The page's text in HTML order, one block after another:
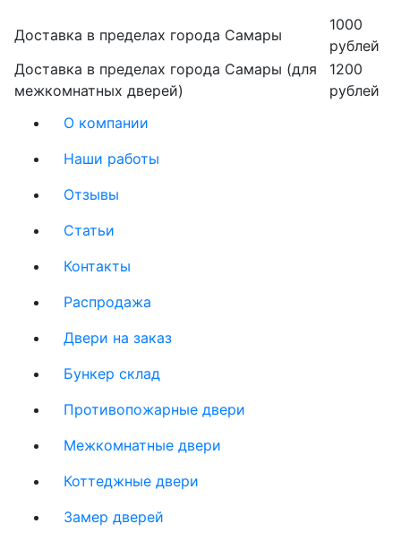
Доставка в пределах города Самары
1000
рублей
Доставка в пределах города Самары (для
межкомнатных дверей)
1200
рублей
О компании
Наши работы
Отзывы
Статьи
Контакты
Распродажа
Двери на заказ
Бункер склад
Противопожарные двери
Межкомнатные двери
Коттеджные двери
Замер дверей